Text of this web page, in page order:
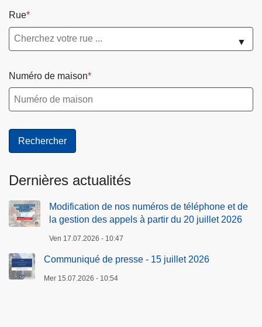
Rue
▼
Numéro de maison
Dernières actualités
Modification de nos numéros de téléphone et de
la gestion des appels à partir du 20 juillet 2026
Ven 17.07.2026 - 10:47
Communiqué de presse - 15 juillet 2026
Mer 15.07.2026 - 10:54